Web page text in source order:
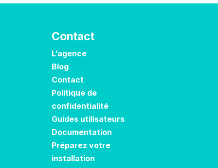
Contact
L’agence
Blog
Contact
Politique de
confidentialité
Guides utilisateurs
Documentation
Préparez votre
installation